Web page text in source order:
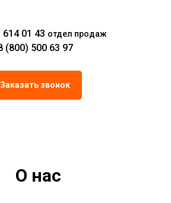
01 43 отдел продаж
(800) 500 63 97
Заказать звонок
О нас